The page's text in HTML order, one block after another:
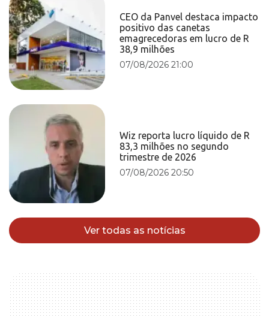
CEO da Panvel destaca impacto
positivo das canetas
emagrecedoras em lucro de R
38,9 milhões
07/08/2026 21:00
Wiz reporta lucro líquido de R
83,3 milhões no segundo
trimestre de 2026
07/08/2026 20:50
Ver todas as notícias